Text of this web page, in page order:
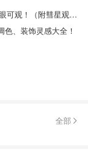
一眼6800年的彗星NEOWISE，北半球裸眼可观！（附彗星观测App使用）
、装饰灵感大全！
全部